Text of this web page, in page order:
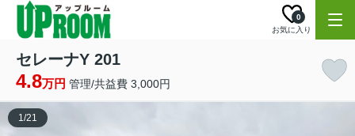
お気に入り
0
セレーナY 201
4.8万円 管理/共益費 3,000円
1/21